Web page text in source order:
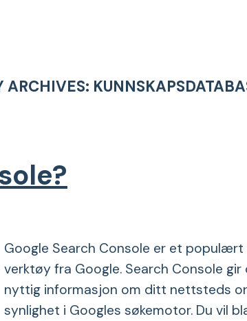
ARCHIVES:
Google Search Console er et
verktøy fra Google. Search Console gir
nyttig informasjon om ditt nettsteds
synlighet i Googles søkemotor. Du vil